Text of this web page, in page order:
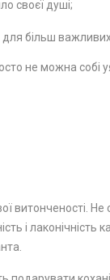
своєї душі;
більш
не можна
​​витонченості.
і